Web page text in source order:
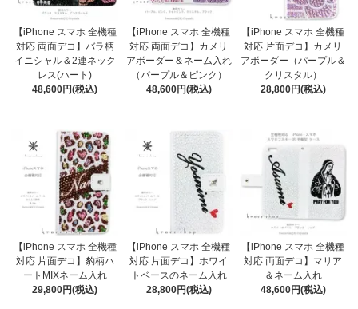
【iPhone スマホ 全機種
対応 両面デコ】バラ柄
イニシャル＆2連ネック
レス(ハート)
48,600円(税込)
【iPhone スマホ 全機種
対応 両面デコ】カメリ
アボーダー＆ネーム入れ
（パープル＆ピンク）
48,600円(税込)
【iPhone スマホ 全機種
対応 片面デコ】カメリ
アボーダー（パープル＆
クリスタル）
28,800円(税込)
【iPhone スマホ 全機種
対応 片面デコ】豹柄ハ
ートMIXネーム入れ
29,800円(税込)
【iPhone スマホ 全機種
対応 片面デコ】ホワイ
トベースのネーム入れ
28,800円(税込)
【iPhone スマホ 全機種
対応 両面デコ】マリア
＆ネーム入れ
48,600円(税込)